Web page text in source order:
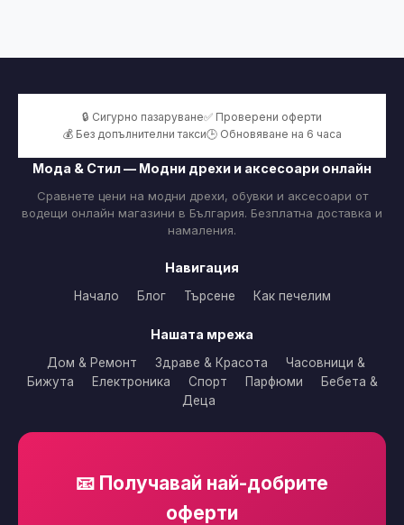
🔒 Сигурно пазаруване✅ Проверени оферти
💰 Без допълнителни такси🕒 Обновяване на 6 часа
Мода & Стил — Модни дрехи и аксесоари онлайн
Сравнете цени на модни дрехи, обувки и аксесоари от
водещи онлайн магазини в България. Безплатна доставка и
намаления.
Навигация
Начало Блог Търсене Как печелим
Нашата мрежа
Дом & Ремонт Здраве & Красота
Часовници &
Бижута
Електроника Спорт Парфюми
Бебета &
Деца
📧 Получавай най-добрите
оферти